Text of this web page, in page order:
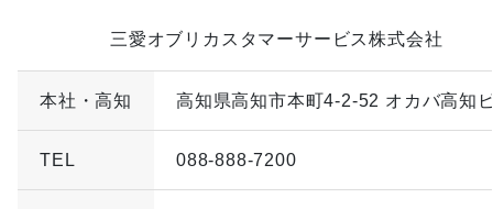
三愛オブリカスタマーサービス株式会社
本社・高知 高知県高知市本町4-2-52 オカバ高知
TEL 088-888-7200